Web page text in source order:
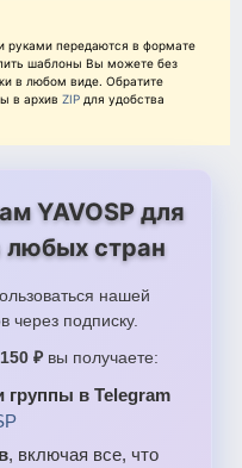
руками передаются в формате
шаблоны Вы можете без
в любом виде. Обратите
в архив ZIP для удобства
YAVOSP для
любых стран
нашей
через подписку.
₽ вы получаете:
группы в Telegram
, включая все, что